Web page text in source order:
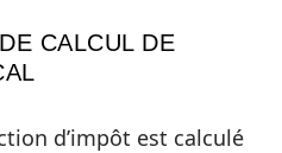
CALCUL DE
d’impôt est calculé